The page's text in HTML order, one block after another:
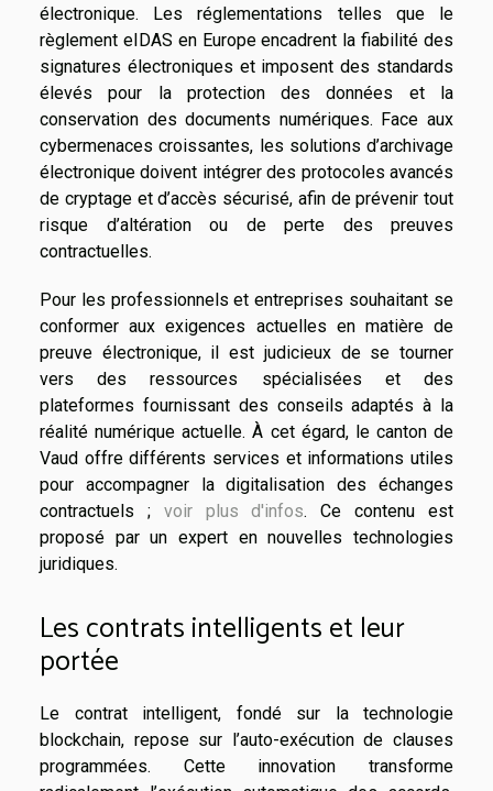
électronique. Les réglementations telles que le
règlement eIDAS en Europe encadrent la fiabilité des
signatures électroniques et imposent des standards
élevés pour la protection des données et la
conservation des documents numériques. Face aux
cybermenaces croissantes, les solutions d’archivage
électronique doivent intégrer des protocoles avancés
de cryptage et d’accès sécurisé, afin de prévenir tout
risque d’altération ou de perte des preuves
contractuelles.
Pour les professionnels et entreprises souhaitant se
conformer aux exigences actuelles en matière de
preuve électronique, il est judicieux de se tourner
vers des ressources spécialisées et des
plateformes fournissant des conseils adaptés à la
réalité numérique actuelle. À cet égard, le canton de
Vaud offre différents services et informations utiles
pour accompagner la digitalisation des échanges
contractuels ; voir plus d'infos. Ce contenu est
proposé par un expert en nouvelles technologies
juridiques.
Les contrats intelligents et leur
portée
Le contrat intelligent, fondé sur la technologie
blockchain, repose sur l’auto-exécution de clauses
programmées. Cette innovation transforme